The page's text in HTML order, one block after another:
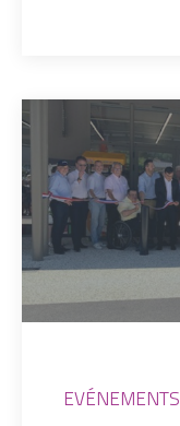
EVÉNEMENTS